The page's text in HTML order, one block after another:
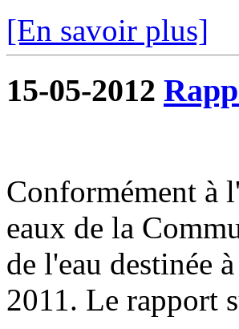
[En savoir plus]
15-05-2012
Conformément à
eaux de la
de l'eau destinée
2011. Le rapport